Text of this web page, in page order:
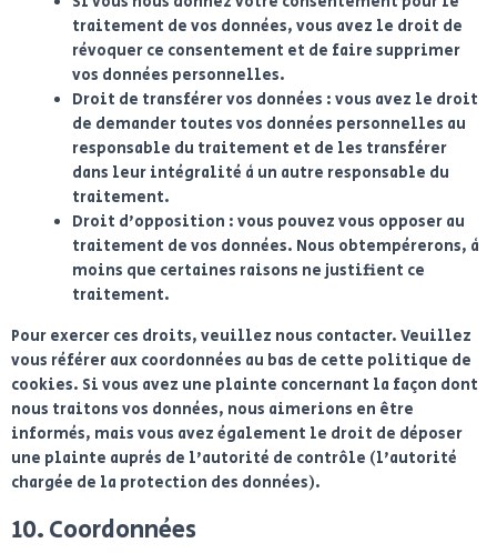
traitement de vos données, vous avez le droit de
révoquer ce consentement et de faire supprimer
vos données personnelles.
Droit de transférer vos données : vous avez le droit
de demander toutes vos données personnelles au
responsable du traitement et de les transférer
dans leur intégralité à un autre responsable du
traitement.
Droit d’opposition : vous pouvez vous opposer au
traitement de vos données. Nous obtempérerons, à
moins que certaines raisons ne justifient ce
traitement.
Pour exercer ces droits, veuillez nous contacter. Veuillez
vous référer aux coordonnées au bas de cette politique de
cookies. Si vous avez une plainte concernant la façon dont
nous traitons vos données, nous aimerions en être
informés, mais vous avez également le droit de déposer
une plainte auprès de l’autorité de contrôle (l’autorité
chargée de la protection des données).
10. Coordonnées